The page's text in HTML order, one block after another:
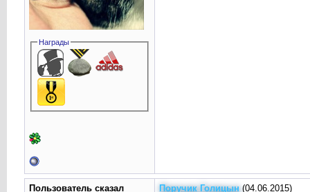
Награды
Пользователь сказал
Поручик Голицын(04.06.2015)